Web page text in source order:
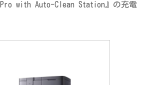
Pro with Auto-Clean Station』の充電